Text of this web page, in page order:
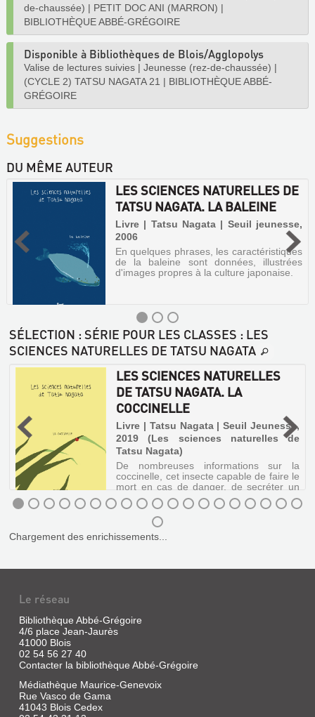
de-chaussée) | PETIT DOC ANI (MARRON) |
BIBLIOTHÈQUE ABBÉ-GRÉGOIRE
Disponible à Bibliothèques de Blois/Agglopolys
Valise de lectures suivies | Jeunesse (rez-de-chaussée) |
(CYCLE 2) TATSU NAGATA 21 | BIBLIOTHÈQUE ABBÉ-
GRÉGOIRE
Suggestions
DU MÊME AUTEUR
LES SCIENCES NATURELLES DE
TATSU NAGATA. LA BALEINE
Livre | Tatsu Nagata | Seuil jeunesse,
2006
En quelques phrases, les caractéristiques
de la baleine sont données, illustrées
d'images propres à la culture japonaise.
LES
SCIENCES
NATURELLES
DE
TATSU
NAGATA.
LA
BALEINE
Livre
|
Nagata
jeunesse,
En
phrases,
les
caractéristiques
de
la
sont
données,
illustrées
SÉLECTION : SÉRIE POUR LES CLASSES : LES
SCIENCES NATURELLES DE TATSU NAGATA
LES SCIENCES NATURELLES
DE TATSU NAGATA. LA
COCCINELLE
Livre | Tatsu Nagata | Seuil Jeunesse,
2019 (Les sciences naturelles de
Tatsu Nagata)
De nombreuses informations sur la
coccinelle, cet insecte capable de faire le
mort en cas de danger, de secréter un
liquide odorant pour faire fuir les
prédateurs ou encore de dévorer 300
pucerons par jour. ©Electre 2019
SCIENCES
TATSU
LA
COCCINELLE
Livre
Tatsu
Nagata
|
Chargement des enrichissements...
Le réseau
Bibliothèque Abbé-Grégoire
4/6 place Jean-Jaurès
41000 Blois
02 54 56 27 40
Contacter la bibliothèque Abbé-Grégoire
Médiathèque Maurice-Genevoix
Rue Vasco de Gama
41043 Blois Cedex